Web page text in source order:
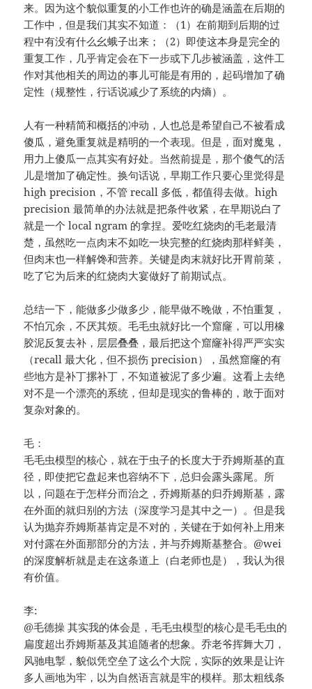
来。因为这个貌似重复的小工作也许的确是涵盖在后期的
工作中，但是我们其实不知道：（1）在前期到后期的过
程中有没有什么幺蛾子出来；（2）即使这本身是完全的
重复工作，几乎肯定会在下一步或下几步被涵盖，这件工
作对其他相关的周边的事儿可能是有用的，起码增加了确
定性（规整性，行话说减少了系统的内熵）。
人有一种精简和概括的冲动，人也总是希望自己不被看成
傻瓜，避免重复就是精明的一个表现。但是，面对魔鬼，
用力上傻瓜一点其实有好处。当然前提是，那个傻气的活
儿是增加了确定性。换句话说，早期工作只要心里觉得是
high precision，不管 recall 多低，都值得去做。high
precision 最简单的办法就是把条件收紧，在早期说白了
就是一个 local ngram 的拿捏。爱吃红烧肉的毛老最清
楚，虽然吃一点肉末不如吃一块完整的红烧肉那样鲜美，
但肉末也一样解馋和营养。关键是肉末就好比开胃前菜，
吃了它为后来的红烧肉大宴做好了前期试点。
总结一下，能做多少做多少，能早做不晚做，不怕重复，
不怕冗余，不厌其烦。毛毛虫就好比一个窟窿，可以用橡
胶泥反复去补，层层叠叠，最后把这个窟窿补得严严实实
（recall 最大化，但不损伤 precision），虽然窟窿的有
些地方是补丁摞补丁，不知道被泥了多少遍。这看上去绝
对不是一个漂亮的系统，但却是现实的鲁棒的，敢于面对
复杂对象的。
毛：
毛毛虫模型的核心，就在于虫子的长度大于乔姆斯基的直
径，即使把它盘起来也容纳不下，总归会露头露尾。所
以，问题在于怎样分而治之，乔姆斯基的归乔姆斯基，露
在外面的就归别的方法（深度学习是其中之一）。但是我
认为抛弃乔姆斯基肯定是不对的，关键在于如何补上用来
对付露在外面那部分的方法，并与乔姆斯基整合。@wei
的深度解析就是走在这条道上（白老师也是），我认为很
有价值。
李:
@毛德操 其实我的体会是，毛毛虫模型的核心是毛毛虫的
扁度超出乔姆斯基及其追随者的想象。乔老爷挥舞大刀，
风驰电掣，貌似凭空垒了这么个大院，实际的效果是让许
多人画地为牢，以为自然语言就是牢的模样。那太粗线条